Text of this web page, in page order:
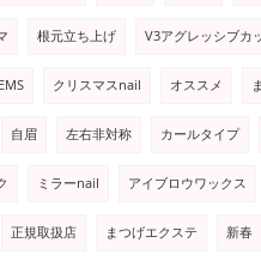
根元立ち上げ V3アグレッシブカ
EMS クリスマスnail オススメ
自眉 左右非対称 カールタイプ
ミラーnail アイブロウワックス
正規取扱店 まつげエクステ 新春